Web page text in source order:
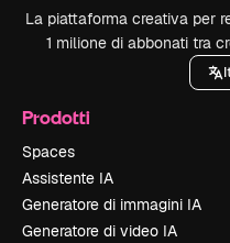
La piattaforma creativa per
1 milione di abbonati tra
Prodotti
Spaces
Assistente IA
Generatore di immagini IA
Generatore di video IA